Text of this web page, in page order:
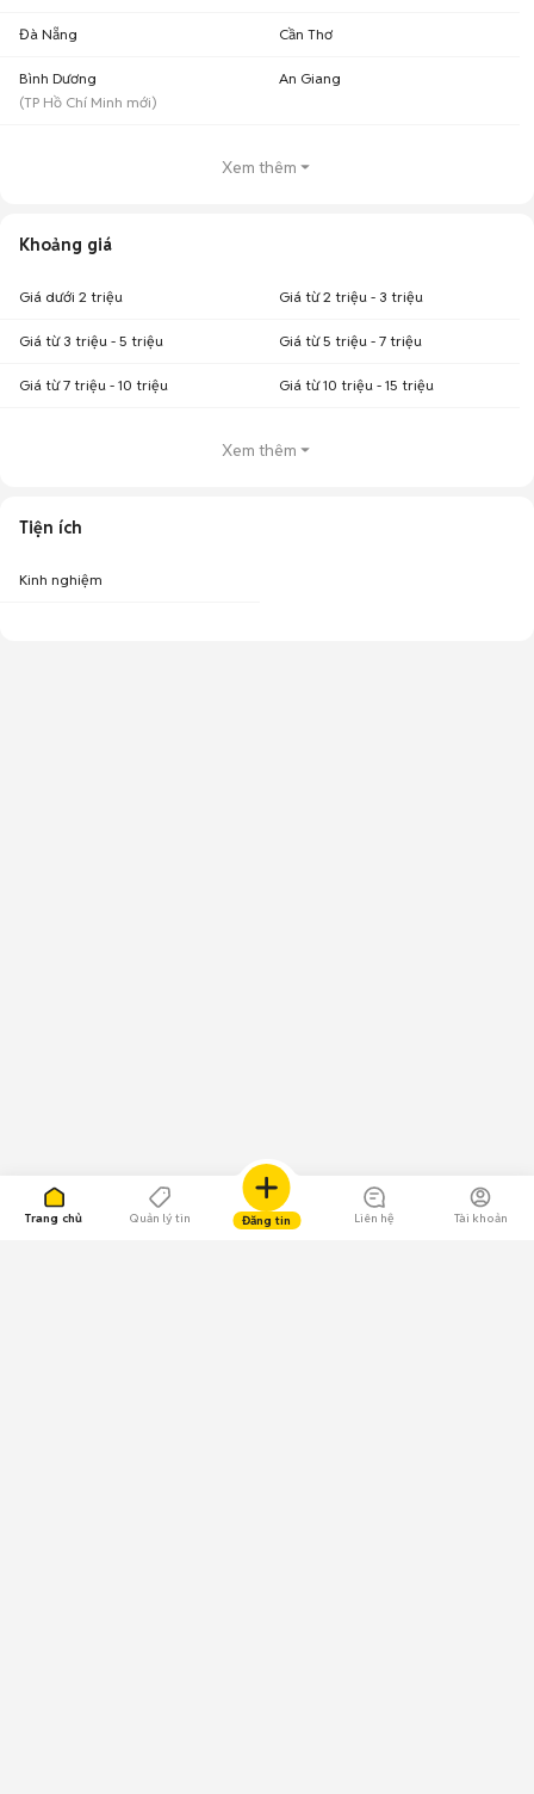
Trang chủ Quản lý tin Đăng tin Liên hệ Tài khoản
Đà Nẵng Cần Thơ
Bình Dương
(TP Hồ Chí Minh mới)
An Giang
Xem thêm
Khoảng giá
Giá dưới 2 triệu Giá từ 2 triệu - 3 triệu
Giá từ 3 triệu - 5 triệu Giá từ 5 triệu - 7 triệu
Giá từ 7 triệu - 10 triệu Giá từ 10 triệu - 15 triệu
Xem thêm
Tiện ích
Kinh nghiệm